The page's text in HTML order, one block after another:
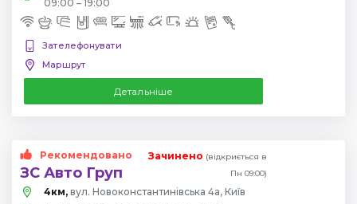
09:00 – 19:00
Зателефонувати
Маршрут
Детальніше
Рекомендовано
ЗС Авто Груп
Зачинено (відкриється в
Пн 09:00)
4км, вул. Новоконстантинівська 4а, Київ